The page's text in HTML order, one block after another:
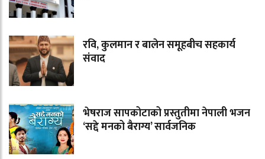
रवि, कुलमान र बालेन समूहबीच सहकार्य
संवाद
भेषराज सापकोटाको प्रस्तुतीमा नेपाली भजन
‘सद्दे मनको बैराग्य’ सार्वजनिक